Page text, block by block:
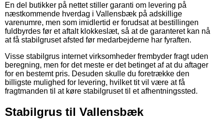
En del butikker på nettet stiller garanti om levering på
næstkommende hverdag i Vallensbæk på adskillige
varenumre, men som imidlertid er forudsat at bestillingen
fuldbyrdes før et aftalt klokkeslæt, så at de garanteret kan nå
at få stabilgruset afsted før medarbejderne har fyraften.
Visse stabilgrus internet virksomheder frembyder fragt uden
beregning, men for det meste er det betinget af at du aftager
for en bestemt pris. Desuden skulle du foretrække den
billigste mulighed for levering, hvilket tit vil være at få
fragtmanden til at køre stabilgruset til et afhentningssted.
Stabilgrus til Vallensbæk